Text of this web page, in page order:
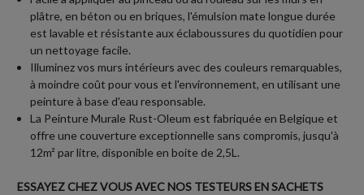
plâtre, en béton ou en briques, l'émulsion mate longue durée
est lavable et résistante aux éclaboussures du quotidien pour
un nettoyage facile.
Illuminez vos murs intérieurs avec des couleurs remarquables,
à moindre coût pour vous et l'environnement, en utilisant une
peinture à base d'eau responsable.
La Peinture Murale Rust-Oleum est fabriquée en Belgique et
offre une couverture exceptionnelle sans compromis, jusqu'à
12m² par litre, disponible en boite de 2,5L.
ESSAYEZ CHEZ VOUS AVEC NOS TESTEURS EN SACHETS